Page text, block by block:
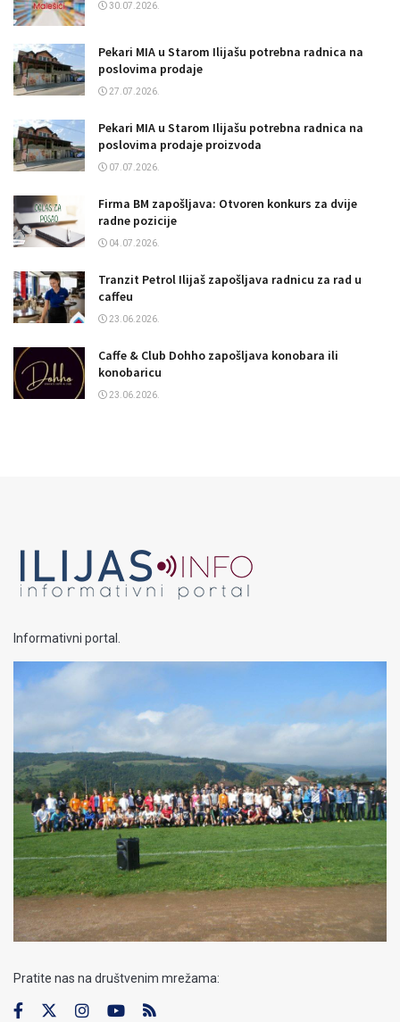
30.07.2026.
Pekari MIA u Starom Ilijašu potrebna radnica na
poslovima prodaje
27.07.2026.
Pekari MIA u Starom Ilijašu potrebna radnica na
poslovima prodaje proizvoda
07.07.2026.
Firma BM zapošljava: Otvoren konkurs za dvije
radne pozicije
04.07.2026.
Tranzit Petrol Ilijaš zapošljava radnicu za rad u
caffeu
23.06.2026.
Caffe & Club Dohho zapošljava konobara ili
konobaricu
23.06.2026.
Informativni portal.
Pratite nas na društvenim mrežama: